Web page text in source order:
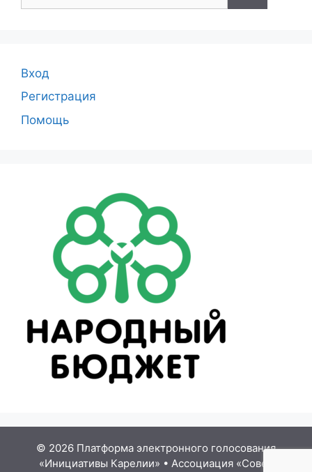
Вход
Регистрация
Помощь
© 2026 Платформа электронного голосования
«Инициативы Карелии» • Ассоциация «Совет